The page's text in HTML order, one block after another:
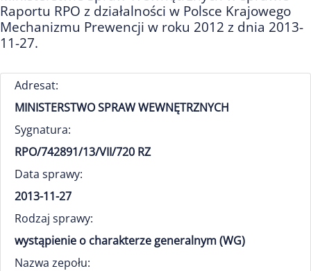
Raportu RPO z działalności w Polsce Krajowego
Mechanizmu Prewencji w roku 2012 z dnia 2013-
11-27.
Adresat:
MINISTERSTWO SPRAW WEWNĘTRZNYCH
Sygnatura:
RPO/742891/13/VII/720 RZ
Data sprawy:
2013-11-27
Rodzaj sprawy:
wystąpienie o charakterze generalnym (WG)
Nazwa zepołu: